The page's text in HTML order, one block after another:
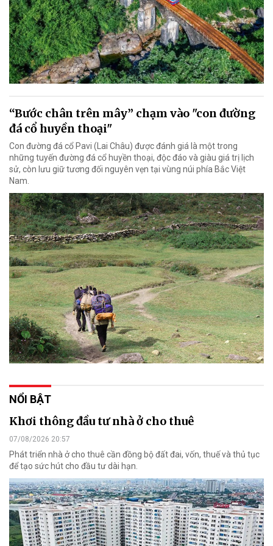
“Bước chân trên mây” chạm vào "con đường
đá cổ huyền thoại"
Con đường đá cổ Pavi (Lai Châu) được đánh giá là một trong
những tuyến đường đá cổ huyền thoại, độc đáo và giàu giá trị lịch
sử, còn lưu giữ tương đối nguyên vẹn tại vùng núi phía Bắc Việt
Nam.
NỔI BẬT
Khơi thông đầu tư nhà ở cho thuê
07/08/2026 20:57
Phát triển nhà ở cho thuê cần đồng bộ đất đai, vốn, thuế và thủ tục
để tạo sức hút cho đầu tư dài hạn.